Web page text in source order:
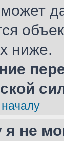
ниже.
не